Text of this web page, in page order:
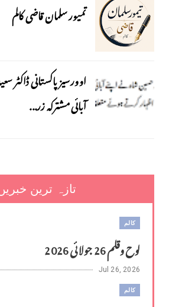
تمیور سلمان قاضی کالم
اوورسیز پاکستانی
آبائی مشترکہ زر...
تازہ ترین
کالم
لوح وقلم 26 جولائی 2026
Jul 26, 2026
کالم